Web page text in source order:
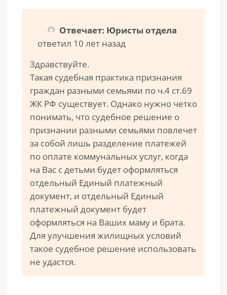
Отвечает: Юристы отдела
ответил 10 лет назад
Здравствуйте.
Такая судебная практика признания
граждан разными семьями по ч.4 ст.69
ЖК РФ существует. Однако нужно четко
понимать, что судебное решение о
признании разными семьями повлечет
за собой лишь разделение платежей
по оплате коммунальных услуг, когда
на Вас с детьми будет оформляться
отдельный Единый платежный
документ, и отдельный Единый
платежный документ будет
оформляться на Ваших маму и брата.
Для улучшения жилищных условий
такое судебное решение использовать
не удастся.